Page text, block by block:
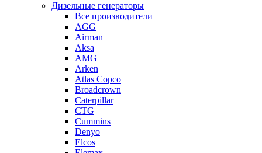
Дизельные генераторы
Все производители
AGG
Airman
Aksa
AMG
Arken
Atlas Copco
Broadcrown
Caterpillar
CTG
Cummins
Denyo
Elcos